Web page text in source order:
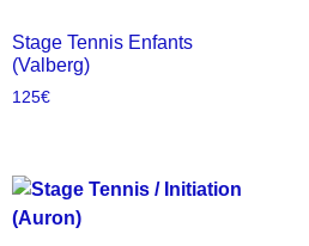
Stage Tennis Enfants
(Valberg)
125€